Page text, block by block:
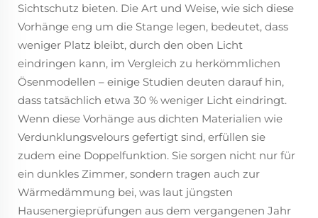
Sichtschutz bieten. Die Art und Weise, wie sich diese
Vorhänge eng um die Stange legen, bedeutet, dass
weniger Platz bleibt, durch den oben Licht
eindringen kann, im Vergleich zu herkömmlichen
Ösenmodellen – einige Studien deuten darauf hin,
dass tatsächlich etwa 30 % weniger Licht eindringt.
Wenn diese Vorhänge aus dichten Materialien wie
Verdunklungsvelours gefertigt sind, erfüllen sie
zudem eine Doppelfunktion. Sie sorgen nicht nur für
ein dunkles Zimmer, sondern tragen auch zur
Wärmedämmung bei, was laut jüngsten
Hausenergieprüfungen aus dem vergangenen Jahr